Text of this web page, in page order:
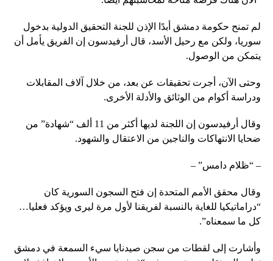
لم تمنح حكومة دمشق أبدًا الإذن للجنة التحقيق الدولية بدخول
سوريا، ولكن مع رحيل الأسد، قال أرفيدسون إن الفريق يأمل أن
يتمكن من الوصول.
وحتى الآن، أجرت تحقيقات عن بعد، من خلال آلاف المقابلات
ودراسة أكوام من الوثائق والأدلة الأخرى.
وقال أرفيدسون إن اللجنة لديها أكثر من 11 ألف “شهادة” من
ضحايا الانتهاكات والناجين من الاعتقال والشهود.
– “ظلام دامس” –
وقال محقق الأمم المتحدة إن فتح السجون السورية كان
“دراماتيكيا للغاية بالنسبة لفريقنا لأول مرة ليرى ويؤكد فعليا…
كل ما سمعناه”.
وأشارت إلى لقطات من سجن صيدنايا سيء السمعة في دمشق